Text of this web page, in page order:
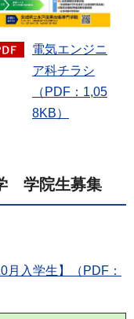
電気エンジニ
ア科チラシ
（PDF：1,05
8KB）
学院生募集
月入学生】（PDF：